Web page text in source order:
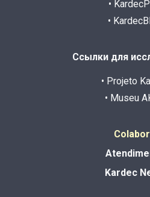
•
•
Ссылки для
• Projeto
• Museu
Kardec